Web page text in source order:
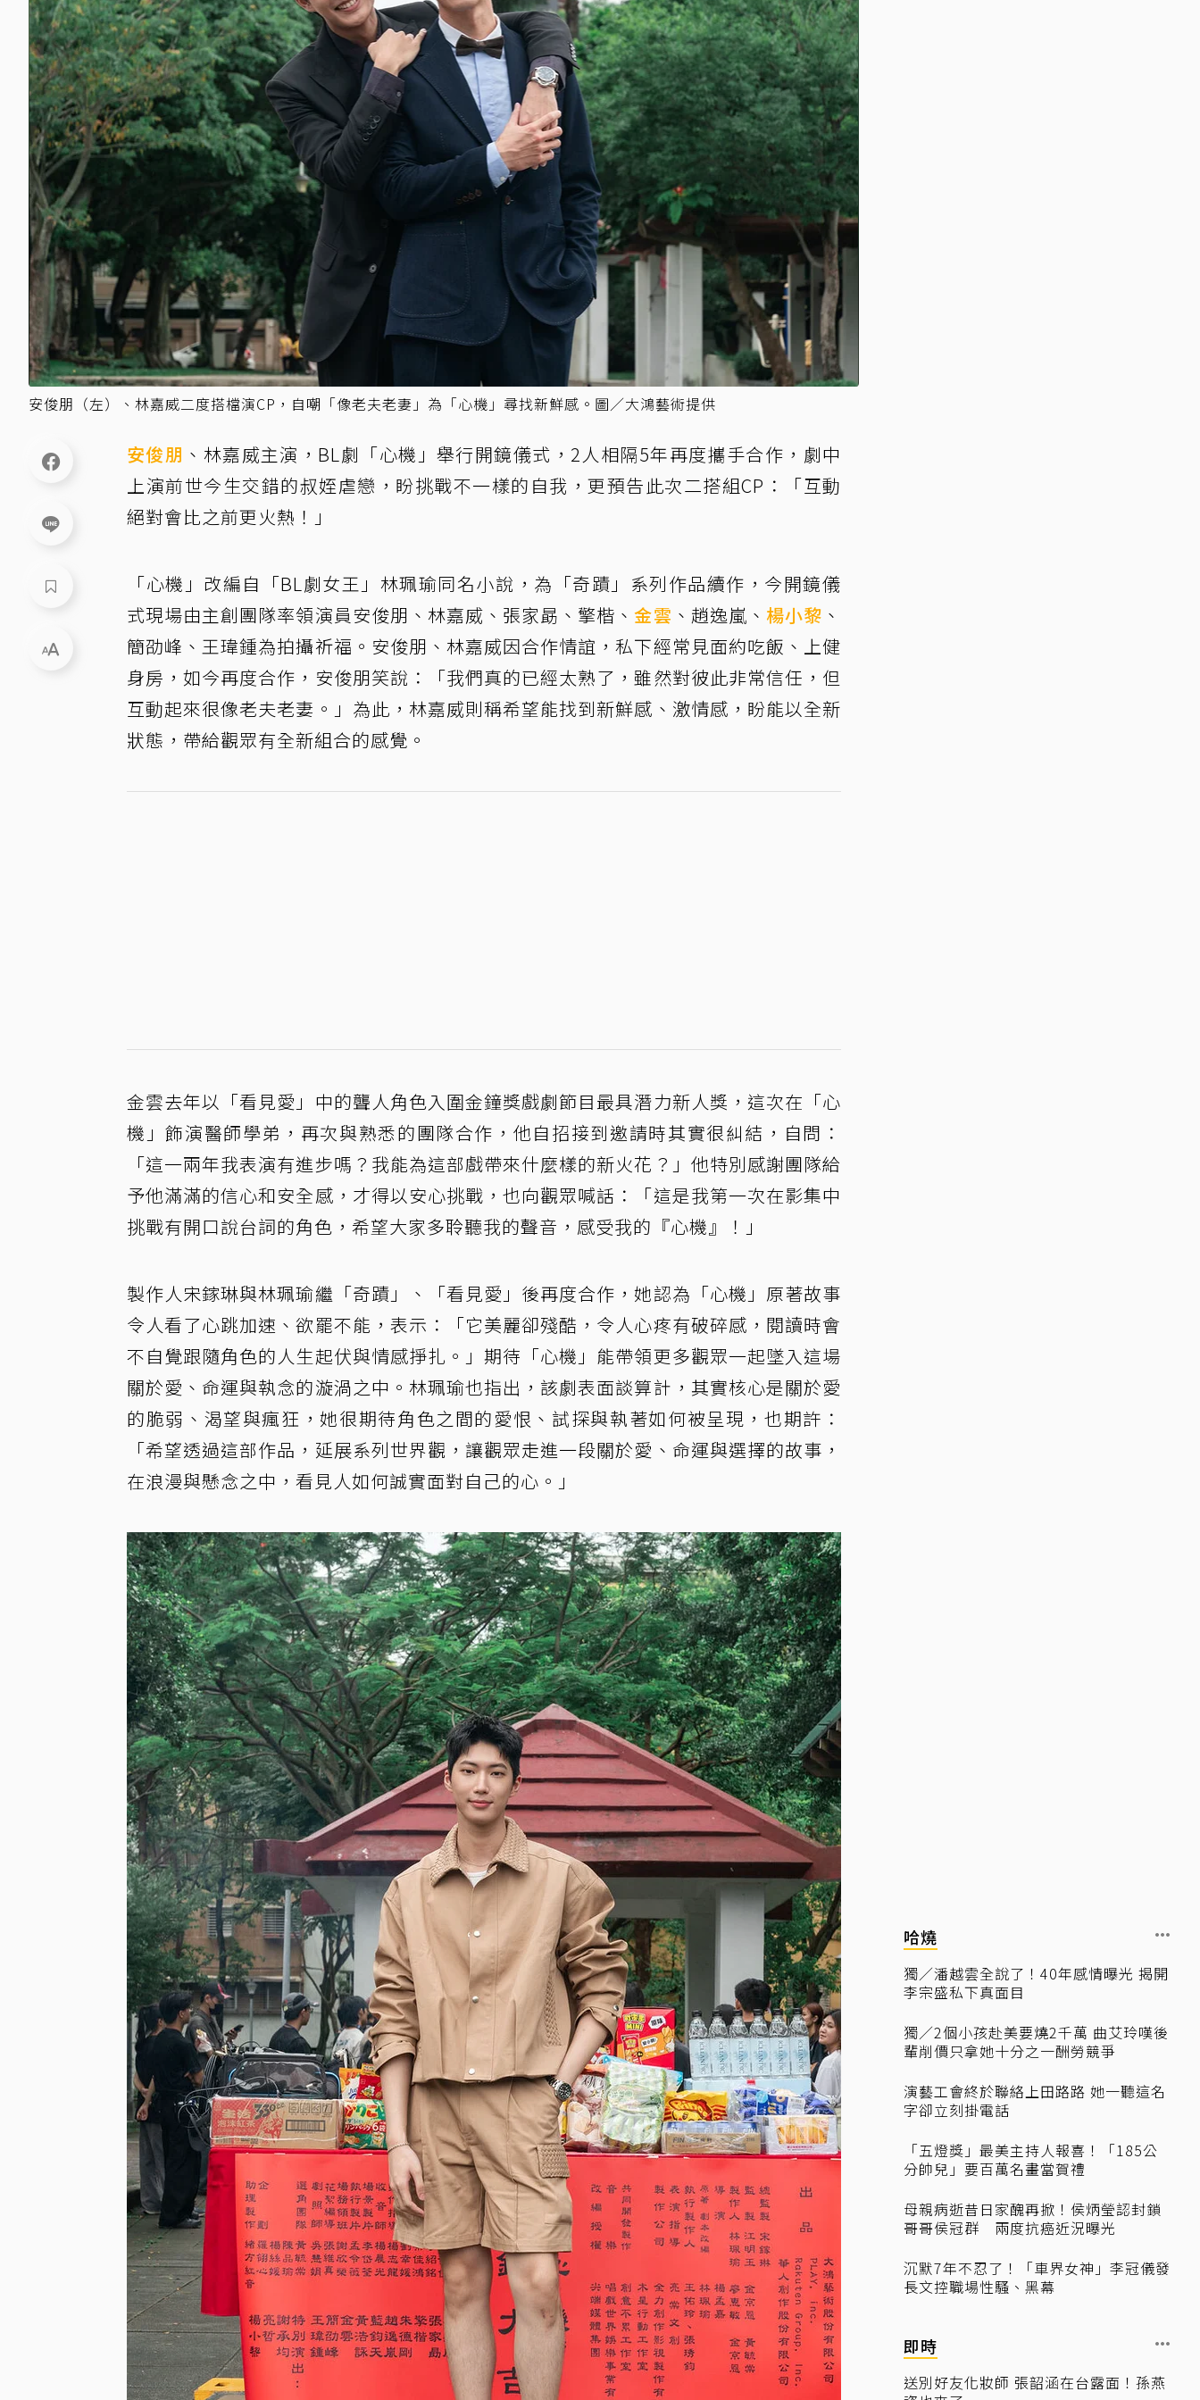
安俊朋（左）、林嘉威二度搭檔演CP，自嘲「像老夫老妻」為「心機」尋找新鮮感。圖／大鴻藝術提供
安俊朋 、林嘉威主演，BL劇「心機」舉行開鏡儀式，2人相隔5年再度攜手合作，劇中
上演前世今生交錯的叔姪虐戀，盼挑戰不一樣的自我，更預告此次二搭組CP：「互動
絕對會比之前更火熱！」
「心機」改編自「BL劇女王」林珮瑜同名小說，為「奇蹟」系列作品續作，今開鏡儀
式現場由主創團隊率領演員安俊朋、林嘉威、張家勗、擎楷、金雲 、趙逸嵐、 楊小黎 、
簡劭峰、王瑋鍾為拍攝祈福。安俊朋、林嘉威因合作情誼，私下經常見面約吃飯、上健
身房，如今再度合作，安俊朋笑說：「我們真的已經太熟了，雖然對彼此非常信任，但
互動起來很像老夫老妻。」為此，林嘉威則稱希望能找到新鮮感、激情感，盼能以全新
狀態，帶給觀眾有全新組合的感覺。
金雲去年以「看見愛」中的聾人角色入圍金鐘獎戲劇節目最具潛力新人獎，這次在「心
機」飾演醫師學弟，再次與熟悉的團隊合作，他自招接到邀請時其實很糾結，自問：
「這一兩年我表演有進步嗎？我能為這部戲帶來什麼樣的新火花？」他特別感謝團隊給
予他滿滿的信心和安全感，才得以安心挑戰，也向觀眾喊話：「這是我第一次在影集中
挑戰有開口說台詞的角色，希望大家多聆聽我的聲音，感受我的『心機』！」
製作人宋鎵琳與林珮瑜繼「奇蹟」、「看見愛」後再度合作，她認為「心機」原著故事
令人看了心跳加速、欲罷不能，表示：「它美麗卻殘酷，令人心疼有破碎感，閱讀時會
不自覺跟隨角色的人生起伏與情感掙扎。」期待「心機」能帶領更多觀眾一起墜入這場
關於愛、命運與執念的漩渦之中。林珮瑜也指出，該劇表面談算計，其實核心是關於愛
的脆弱、渴望與瘋狂，她很期待角色之間的愛恨、試探與執著如何被呈現，也期許：
「希望透過這部作品，延展系列世界觀，讓觀眾走進一段關於愛、命運與選擇的故事，
在浪漫與懸念之中，看見人如何誠實面對自己的心。」
哈燒
獨／潘越雲全說了！40年感情曝光 揭開
李宗盛私下真面目
獨／2個小孩赴美要燒2千萬 曲艾玲嘆後
輩削價只拿她十分之一酬勞競爭
演藝工會終於聯絡上田路路 她一聽這名
字卻立刻掛電話
「五燈獎」最美主持人報喜！「185公
分帥兒」要百萬名畫當賀禮
母親病逝昔日家醜再掀！侯炳瑩認封鎖
哥哥侯冠群 兩度抗癌近況曝光
沉默7年不忍了！「車界女神」李冠儀發
長文控職場性騷、黑幕
即時
送別好友化妝師 張韶涵在台露面！孫燕